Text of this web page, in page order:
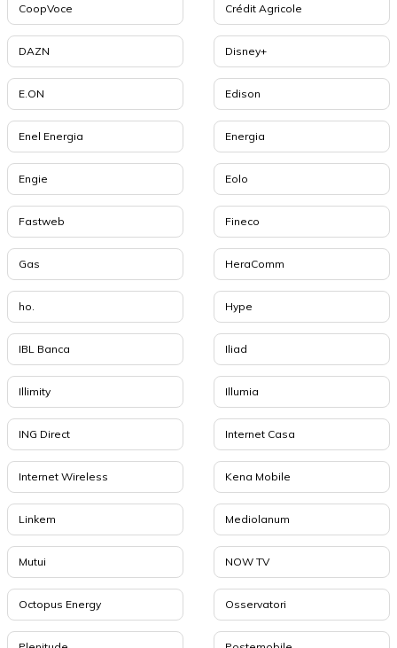
CoopVoce Crédit Agricole
DAZN Disney+
E.ON Edison
Enel Energia Energia
Engie Eolo
Fastweb Fineco
Gas HeraComm
ho. Hype
IBL Banca Iliad
Illimity Illumia
ING Direct Internet Casa
Internet Wireless Kena Mobile
Linkem Mediolanum
Mutui NOW TV
Octopus Energy Osservatori